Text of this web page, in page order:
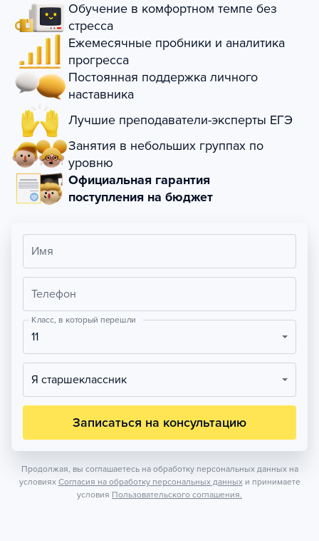
Обучение в комфортном темпе без
стресса
Ежемесячные пробники и аналитика
прогресса
Постоянная поддержка личного
наставника
Лучшие преподаватели-эксперты ЕГЭ
Занятия в небольших группах по
уровню
Официальная гарантия
поступления на бюджет
Имя
Телефон
Класс, в который перешли
11
Я старшеклассник
Записаться на консультацию
Продолжая, вы соглашаетесь на обработку персональных данных на
условиях Согласия на обработку персональных данных и принимаете
условия Пользовательского соглашения.